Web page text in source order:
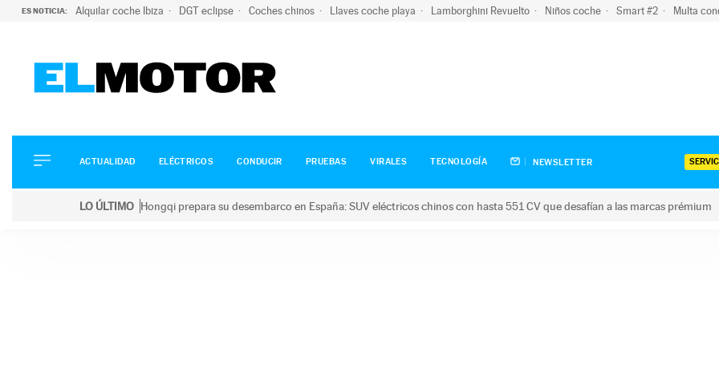
ES NOTICIA: Alquilar coche Ibiza DGT eclipse Coches chinos Llaves coche playa Lamborghini Revuelto Niños coche Smart #2 Multa
ELÉCTRICOS
CONDUCIR
ACTUALIDAD ELÉCTRICOS CONDUCIR PRUEBAS VIRALES TECNOLOGÍA NEWSLETTER
LO ÚLTIMO Hongqi prepara su desembarco en España: SUV eléctricos chinos con hasta 551 CV que desafían a las marcas prémium